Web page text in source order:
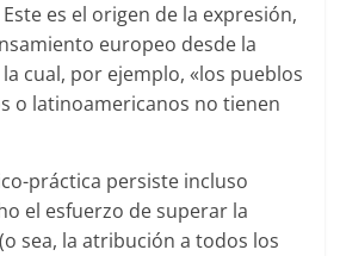
es el origen de la expresión,
europeo desde la
cual, por ejemplo, «los pueblos
o latinoamericanos no tienen
práctica persiste incluso
el esfuerzo de superar la
(o sea, la atribución a todos los